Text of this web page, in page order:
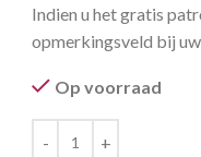
Indien u het gratis
opmerkingsveld bij
Op voorraad